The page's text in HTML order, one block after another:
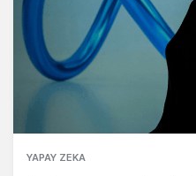
YAPAY ZEKA